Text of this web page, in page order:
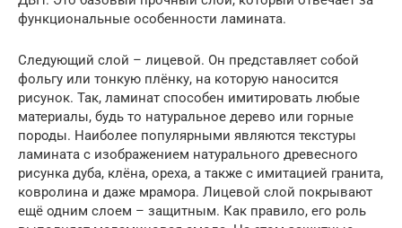
функциональные особенности ламината.
Следующий слой – лицевой. Он представляет собой
фольгу или тонкую плёнку, на которую наносится
рисунок. Так, ламинат способен имитировать любые
материалы, будь то натуральное дерево или горные
породы. Наиболее популярными являются текстуры
ламината с изображением натурального древесного
рисунка дуба, клёна, ореха, а также с имитацией гранита,
ковролина и даже мрамора. Лицевой слой покрывают
ещё одним слоем – защитным. Как правило, его роль